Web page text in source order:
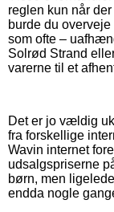
reglen kun når
burde du
som ofte –
Solrød Strand
varerne til et
Det er jo vældig
fra forskellige
Wavin internet
udsalgspriserne
børn, men
endda nogle